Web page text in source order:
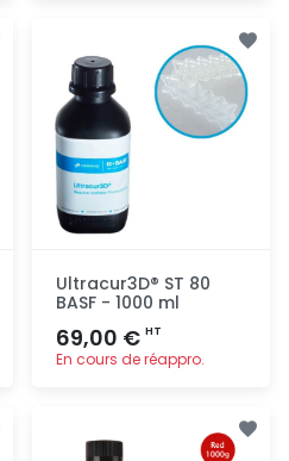
rapide
Ultracur3D® ST 80
BASF - 1000 ml
69,00 € HT
En cours de réappro.